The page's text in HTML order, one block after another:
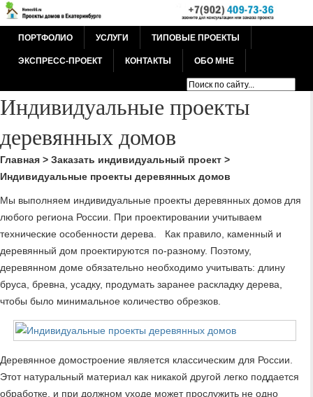
ПОРТФОЛИО УСЛУГИ ТИПОВЫЕ ПРОЕКТЫ
ЭКСПРЕСС-ПРОЕКТ КОНТАКТЫ ОБО МНЕ
Индивидуальные проекты
деревянных домов
Главная > Заказать индивидуальный проект >
Индивидуальные проекты деревянных домов
Мы выполняем индивидуальные проекты деревянных домов для
любого региона России. При проектировании учитываем
технические особенности дерева. Как правило, каменный и
деревянный дом проектируются по-разному. Поэтому,
деревянном доме обязательно необходимо учитывать: длину
бруса, бревна, усадку, продумать заранее раскладку дерева,
чтобы было минимальное количество обрезков.
Деревянное домостроение является классическим для России.
Этот натуральный материал как никакой другой легко поддается
обработке, и при должном уходе может прослужить не одно